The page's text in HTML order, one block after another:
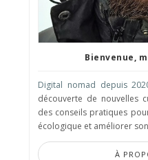
Bienvenue,
Digital nomad depuis
découverte de nouvelles
des conseils pratiques
écologique et améliorer
À